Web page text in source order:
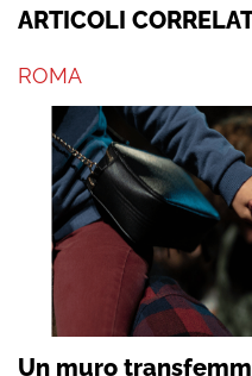
ARTICOLI
ROMA
Un muro